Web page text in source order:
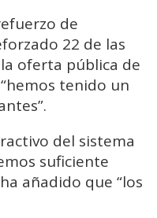
de
22 de las
oferta pública de
tenido un
del sistema
suficiente
añadido que “los